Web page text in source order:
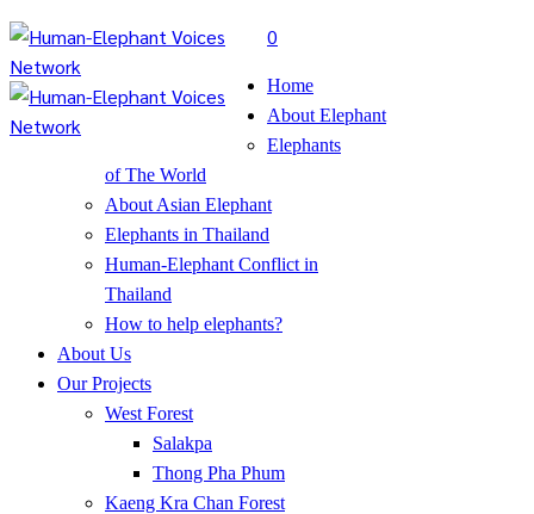
0
Home
About Elephant
Elephants
of The World
About Asian Elephant
Elephants in Thailand
Human-Elephant Conflict in
Thailand
How to help elephants?
About Us
Our Projects
West Forest
Salakpa
Thong Pha Phum
Kaeng Kra Chan Forest